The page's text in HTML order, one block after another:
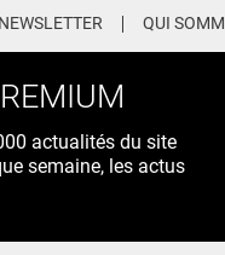
NEWSLETTER QUI
actualités du site
semaine, les actus